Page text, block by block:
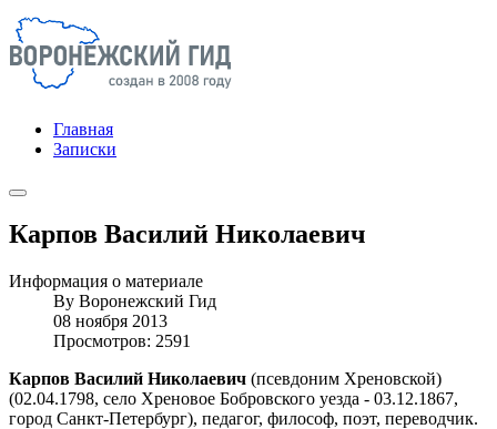
Главная
Записки
Карпов Василий Николаевич
Информация о материале
By Воронежский Гид
08 ноября 2013
Просмотров: 2591
Карпов Василий Николаевич (псевдоним Хреновской)
(02.04.1798, село Хреновое Бобровского уезда - 03.12.1867,
город Санкт-Петербург), педагог, философ, поэт, переводчик.